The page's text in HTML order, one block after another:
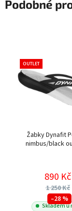
Podobné
OUTLET
Žabky Dynafit
nimbus/black
890 Kč
1 250 Kč
–28 %
Skladem u